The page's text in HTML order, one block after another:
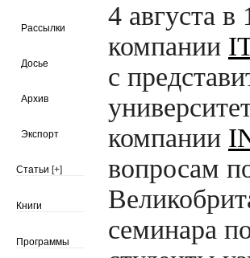
Рассылки
Досье
Архив
Экспорт
Статьи [+]
Книги
Программы
4 августа
компании
с
компании
вопросам
семинара